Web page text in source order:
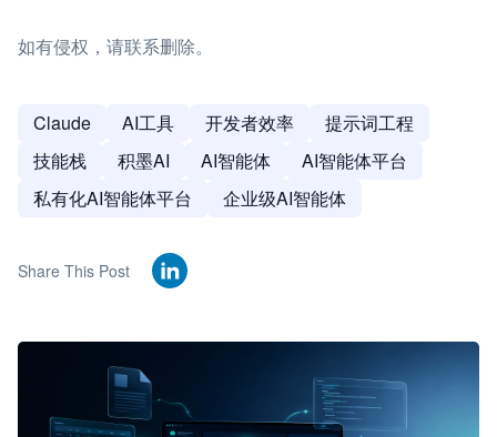
如有侵权，请联系删除。
Claude AI工具 开发者效率
提示词工程
技能栈
积墨AI AI智能体
AI智能体平台
私有化AI智能体平台
企业级AI智能体
Share This Post